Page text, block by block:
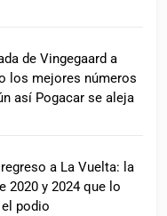
de Vingegaard a
los mejores números
así Pogacar se aleja
a La Vuelta: la
2020 y 2024 que lo
podio